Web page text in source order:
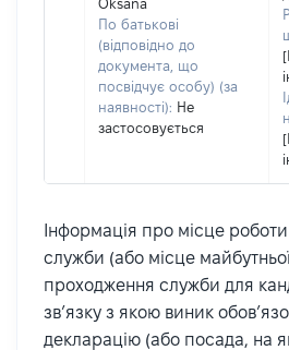
Oksana
По батькові
(відповідно до
документа, що
посвідчує особу) (за
наявності): Не
застосовується
Інформація про місце
служби (або місце
проходження служби для
зв’язку з якою виник
декларацію (або посада, на